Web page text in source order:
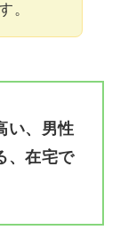
。
い、男性
、在宅で